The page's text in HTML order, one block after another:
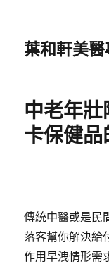
葉和軒美
中老年
卡保健
傳統中醫或是民
落客幫你解決給
作用早洩情形需